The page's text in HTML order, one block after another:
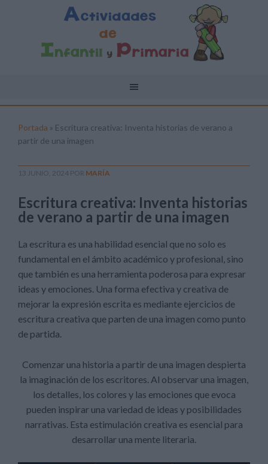
Portada » Escritura creativa: Inventa historias de verano a
partir de una imagen
13 JUNIO, 2024 POR MARÍA
Escritura creativa: Inventa historias
de verano a partir de una imagen
La escritura es una habilidad esencial que no solo es
fundamental en el ámbito académico y profesional, sino
que también es una herramienta poderosa para expresar
ideas y emociones. Una forma efectiva y creativa de
mejorar la expresión escrita es mediante ejercicios de
escritura creativa que parten de una imagen como punto
de partida.
Comenzar una historia a partir de una imagen despierta
la imaginación de los escritores. Al observar una imagen,
los detalles, los colores y las emociones que evoca
pueden inspirar una variedad de ideas y posibilidades
narrativas. Esta estimulación creativa es esencial para
desarrollar una mente literaria.